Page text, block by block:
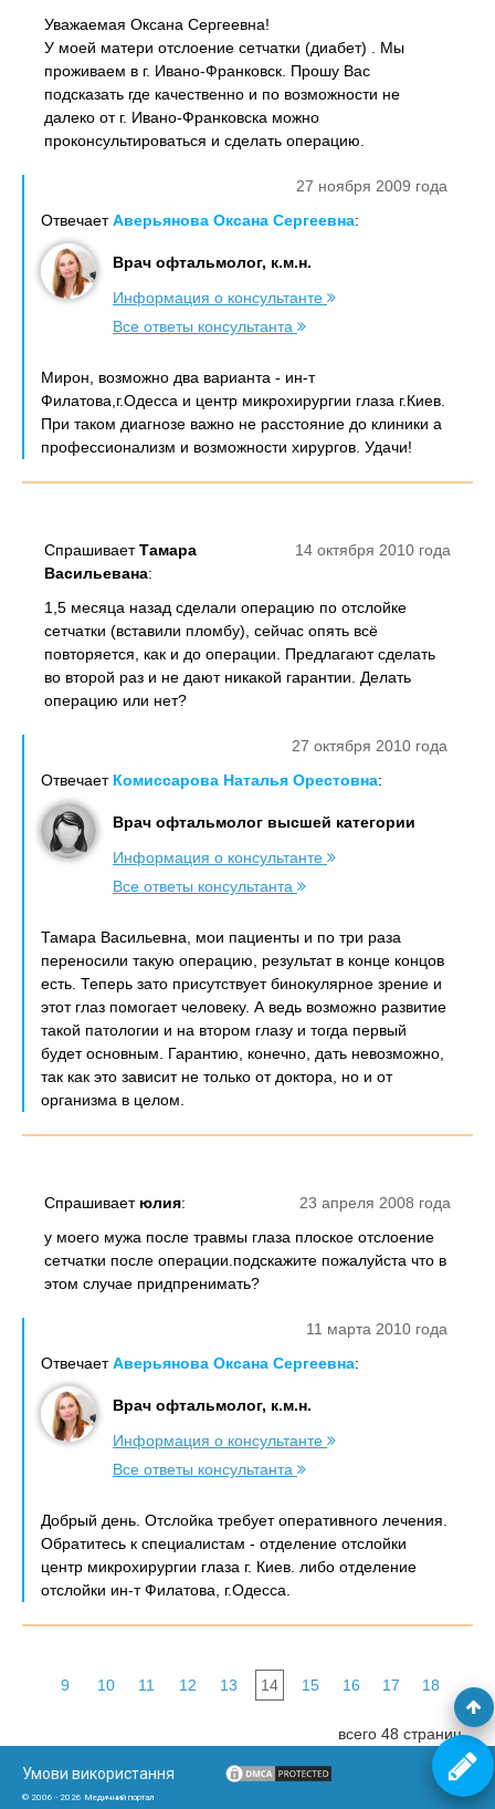
Уважаемая Оксана Сергеевна!
У моей матери отслоение сетчатки (диабет) . Мы
проживаем в г. Ивано-Франковск. Прошу Вас
подсказать где качественно и по возможности не
далеко от г. Ивано-Франковска можно
проконсультироваться и сделать операцию.
27 ноября 2009 года
ОтвечаетАверьянова Оксана Сергеевна:
Врач офтальмолог, к.м.н.
Информация о консультанте
Все ответы консультанта
Мирон, возможно два варианта - ин-т
Филатова,г.Одесса и центр микрохирургии глаза г.Киев.
При таком диагнозе важно не расстояние до клиники а
профессионализм и возможности хирургов. Удачи!
14 октября 2010 года
СпрашиваетТамара
Васильевана:
1,5 месяца назад сделали операцию по отслойке
сетчатки (вставили пломбу), сейчас опять всё
повторяется, как и до операции. Предлагают сделать
во второй раз и не дают никакой гарантии. Делать
операцию или нет?
27 октября 2010 года
Отвечает Комиссарова Наталья Орестовна:
Врач офтальмолог высшей категории
Информация о консультанте
Все ответы консультанта
Тамара Васильевна, мои пациенты и по три раза
переносили такую операцию, результат в конце концов
есть. Теперь зато присутствует бинокулярное зрение и
этот глаз помогает человеку. А ведь возможно развитие
такой патологии и на втором глазу и тогда первый
будет основным. Гарантию, конечно, дать невозможно,
так как это зависит не только от доктора, но и от
организма в целом.
23 апреля 2008 года
Спрашивает юлия:
у моего мужа после травмы глаза плоское отслоение
сетчатки после операции.подскажите пожалуйста что в
этом случае придпренимать?
11 марта 2010 года
ОтвечаетАверьянова Оксана Сергеевна:
Врач офтальмолог, к.м.н.
Информация о консультанте
Все ответы консультанта
Добрый день. Отслойка требует оперативного лечения.
Обратитесь к специалистам - отделение отслойки
центр микрохирургии глаза г. Киев. либо отделение
отслойки ин-т Филатова, г.Одесса.
9 10 11 12 13 14 15 16 17 18
всего 48 страниц
Умови використання
© 2006 - 2026 Медичний портал